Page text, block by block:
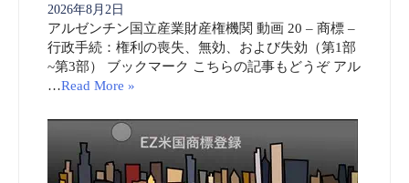
2026年8月2日
アルゼンチン国立産業財産権機関 動画 20 – 商標 –
行政手続：権利の喪失、無効、および失効（第1部
~第3部） ブックマーク こちらの記事もどうぞ アル
…Read More »